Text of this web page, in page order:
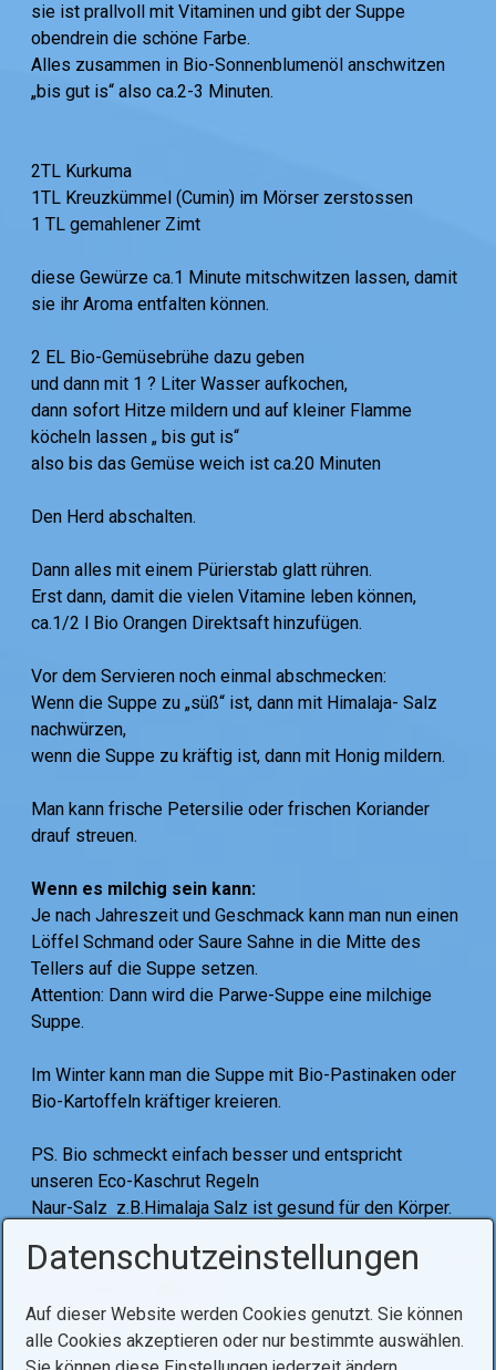
sie ist prallvoll mit Vitaminen und gibt der Suppe
obendrein die schöne Farbe.
Alles zusammen in Bio-Sonnenblumenöl anschwitzen
„bis gut is“ also ca.2-3 Minuten.
2TL Kurkuma
1TL Kreuzkümmel (Cumin) im Mörser zerstossen
1 TL gemahlener Zimt
diese Gewürze ca.1 Minute mitschwitzen lassen, damit
sie ihr Aroma entfalten können.
2 EL Bio-Gemüsebrühe dazu geben
und dann mit 1 ? Liter Wasser aufkochen,
dann sofort Hitze mildern und auf kleiner Flamme
köcheln lassen „ bis gut is“
also bis das Gemüse weich ist ca.20 Minuten
Den Herd abschalten.
Dann alles mit einem Pürierstab glatt rühren.
Erst dann, damit die vielen Vitamine leben können,
ca.1/2 l Bio Orangen Direktsaft hinzufügen.
Vor dem Servieren noch einmal abschmecken:
Wenn die Suppe zu „süß“ ist, dann mit Himalaja- Salz
nachwürzen,
wenn die Suppe zu kräftig ist, dann mit Honig mildern.
Man kann frische Petersilie oder frischen Koriander
drauf streuen.
Wenn es milchig sein kann:
Je nach Jahreszeit und Geschmack kann man nun einen
Löffel Schmand oder Saure Sahne in die Mitte des
Tellers auf die Suppe setzen.
Attention: Dann wird die Parwe-Suppe eine milchige
Suppe.
Im Winter kann man die Suppe mit Bio-Pastinaken oder
Bio-Kartoffeln kräftiger kreieren.
PS. Bio schmeckt einfach besser und entspricht
unseren Eco-Kaschrut Regeln
Naur-Salz z.B.Himalaja Salz ist gesund für den Körper.
Datenschutzeinstellungen
Auf dieser Website werden Cookies genutzt. Sie können
alle Cookies akzeptieren oder nur bestimmte auswählen.